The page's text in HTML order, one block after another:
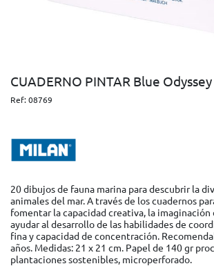
CUADERNO PINTAR Blue Odyssey
Ref:08769
20 dibujos de fauna marina para descubrir la
animales del mar. A través de los cuadernos
fomentar la capacidad creativa, la imaginación
ayudar al desarrollo de las habilidades de
fina y capacidad de concentración.
años. Medidas: 21 x 21 cm. Papel de 140 gr
plantaciones sostenibles, microperforado.